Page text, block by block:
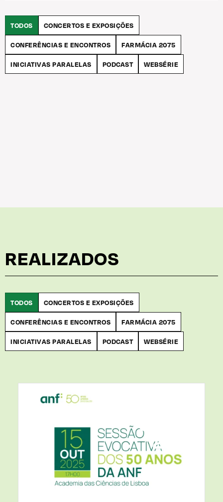
CONCERTOS E EXPOSIÇÕES
CONFERÊNCIAS E ENCONTROS FARMÁCIA 2075
INICIATIVAS PARALELAS PODCAST WEBSÉRIE
TODOS
REALIZADOS
CONCERTOS E EXPOSIÇÕES
CONFERÊNCIAS E ENCONTROS FARMÁCIA 2075
INICIATIVAS PARALELAS PODCAST WEBSÉRIE
TODOS
OUT
2025